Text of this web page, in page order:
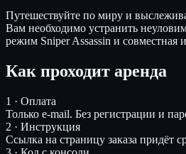
Путешествуйте по миру и
Вам необходимо устранить
режим Sniper Assassin и совместная
Как проходит аренда
1 · Оплата
Только e-mail. Без регистрации и
2 · Инструкция
Ссылка на страницу заказа придёт